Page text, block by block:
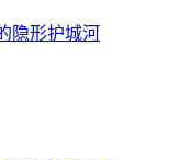
隐形护城河